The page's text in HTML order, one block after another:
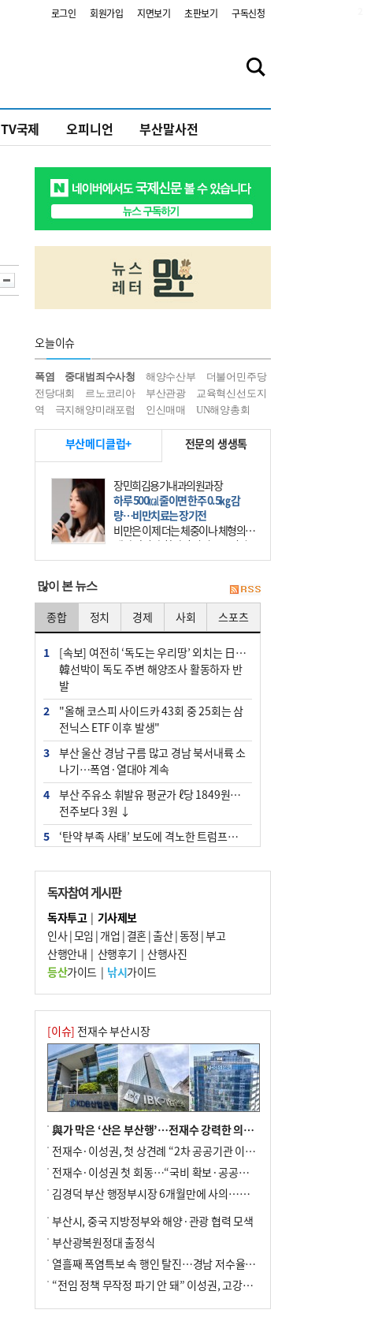
로그인 회원가입 지면보기 초판보기 구독신청
TV국제 오피니언 부산말사전
오늘이슈
폭염 중대범죄수사청 해양수산부
더불어민주당
전당대회
르노코리아 부산관광
교육혁신선도지
역
극지해양미래포럼 인신매매 UN해양총회
부산메디클럽+ 전문의 생생톡
장민희김용기내과의원과장
하루 500㎉ 줄이면 한주 0.5㎏ 감
량…비만치료는 장기전
비만은 이제 더는 체중이나 체형의 문
제가 아니다. 하나의 질병으로 인지
하고 치료와 관리를 해야 한다. 세계
많이 본 뉴스
종합 정치 경제 사회 스포츠
1
[속보] 여전히 ‘독도는 우리땅’ 외치는 日…
韓선박이 독도 주변 해양조사 활동하자 반
발
2
"올해 코스피 사이드카 43회 중 25회는 삼
전닉스 ETF 이후 발생"
3
부산 울산 경남 구름 많고 경남 북서내륙 소
나기…폭염·열대야 계속
4
부산 주유소 휘발유 평균가 ℓ당 1849원…
전주보다 3원 ↓
5
‘탄약 부족 사태’ 보도에 격노한 트럼프…
물선 적발
7
[2026 부산청소년극지체험탐험대 현장르
포] 2회 : 하늘에서 만난 얼음의 나라
8
입추 지났지만 푹푹 찐다…온열질환자 10
년 만에 3배
10 서울 중랑구서 흉기 난동…60대 남성 2명
사망
독자참여 게시판
독자투고| 기사제보
인사|모임 | 개업 | 결혼|출산|동정 |부고
산행안내 | 산행후기 | 산행사진
등산가이드| 낚시가이드
[이슈] 전재수 부산시장
與가 막은 ‘산은 부산행’…전재수 강력한 의지 표명 없인 공염불
전재수·이성권, 첫 상견례 “2차 공공기관 이전 초당 협력”(종합)
전재수·이성권 첫 회동…“국비 확보·공공기관 이전 협력”
김경덕 부산 행정부시장 6개월만에 사의…후임 인선 촉각
부산시, 중국 지방정부와 해양·관광 협력 모색
부산광복원정대 출정식
열흘째 폭염특보 속 행인 탈진…경남 저수율 평년의 절반
“전임 정책 무작정 파기 안 돼” 이성권, 고강도 ‘전재수 견제’ 예고